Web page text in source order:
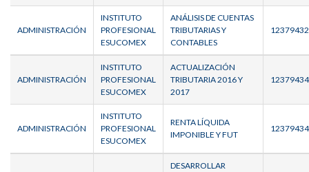
ADMINISTRACIÓN
INSTITUTO
PROFESIONAL
ESUCOMEX
ANÁLISIS DE CUENTAS
TRIBUTARIAS Y
CONTABLES
ADMINISTRACIÓN
INSTITUTO
PROFESIONAL
ESUCOMEX
ACTUALIZACIÓN
TRIBUTARIA 2016 Y
2017
ADMINISTRACIÓN
INSTITUTO
PROFESIONAL
ESUCOMEX
RENTA LÍQUIDA
IMPONIBLE Y FUT
DESARROLLAR